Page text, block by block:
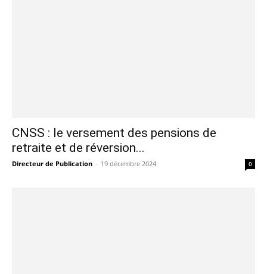
CNSS : le versement des pensions de
retraite et de réversion...
Directeur de Publication - 19 décembre 2024 0